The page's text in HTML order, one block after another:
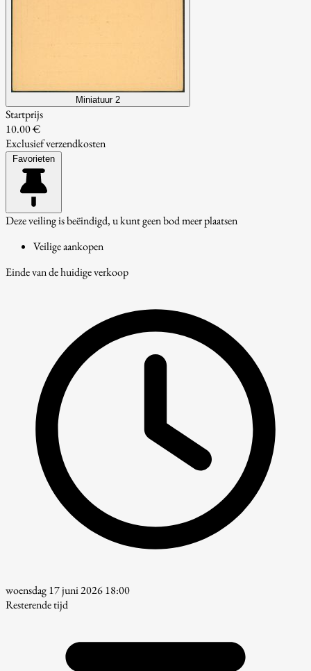
Miniatuur 2
Startprijs
10.00 €
Exclusief verzendkosten
Favorieten
Deze veiling is beëindigd, u kunt geen bod meer plaatsen
Veilige aankopen
Einde van de huidige verkoop
woensdag 17 juni 2026 18:00
Resterende tijd